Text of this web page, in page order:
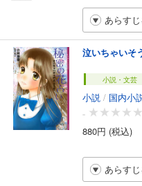
あらす
泣いちゃいそ
小説・文芸
小説 / 国内小
-
880円 (税込)
あらす